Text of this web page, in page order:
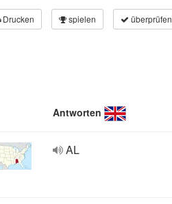
Drucken spielen überprüfen
Antworten
AL